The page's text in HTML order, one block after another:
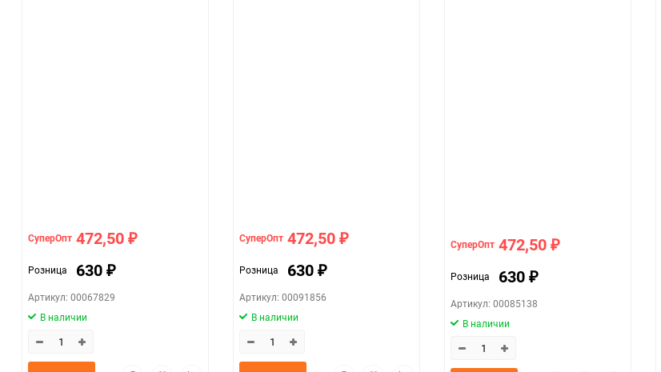
СуперОпт 472,50 ₽
Розница 630 ₽
Артикул: 00067829
В наличии
СуперОпт 472,50 ₽
Розница 630 ₽
Артикул: 00091856
В наличии
СуперОпт 472,50 ₽
Розница 630 ₽
Артикул: 00085138
В наличии